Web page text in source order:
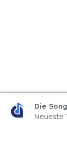
Die
Neueste